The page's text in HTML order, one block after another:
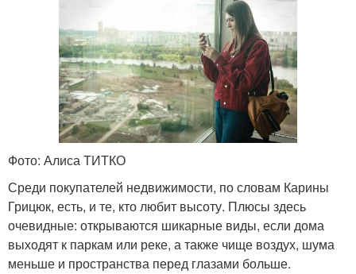
Фото: Алиса ТИТКО
Среди покупателей недвижимости, по словам Карины
Грицюк, есть, и те, кто любит высоту. Плюсы здесь
очевидные: открываются шикарные виды, если дома
выходят к паркам или реке, а также чище воздух, шума
меньше и пространства перед глазами больше.